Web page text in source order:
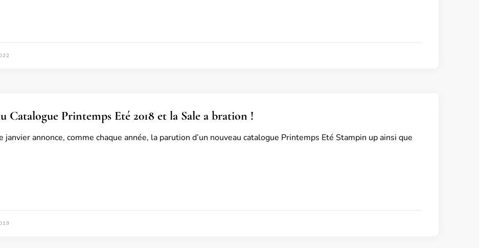
Catalogue Printemps Eté 2018 et la Sale a bration !
janvier annonce, comme chaque année, la parution d’un nouveau catalogue Printemps Eté Stampin up ainsi que